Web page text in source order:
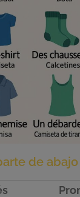
de abajo